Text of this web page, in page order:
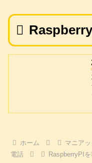
ホーム マニア
電話
RaspberryPI